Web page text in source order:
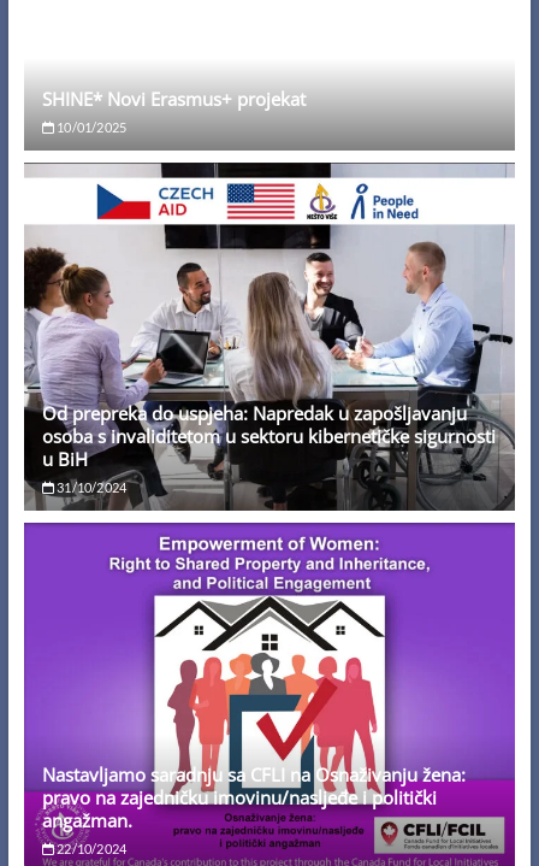
SHINE* Novi Erasmus+ projekat
10/01/2025
Od prepreka do uspjeha: Napredak u zapošljavanju
osoba s invaliditetom u sektoru kibernetičke sigurnosti
u BiH
31/10/2024
Nastavljamo saradnju sa CFLI na Osnaživanju žena:
pravo na zajedničku imovinu/nasljeđe i politički
angažman.
22/10/2024